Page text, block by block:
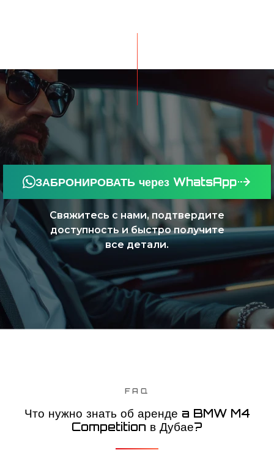
ЗАБРОНИРОВАТЬ через WhatsApp
Свяжитесь с нами, подтвердите
доступность и быстро получите
все детали.
FAQ
Что нужно знать об аренде a BMW M4
Competition в Дубае?